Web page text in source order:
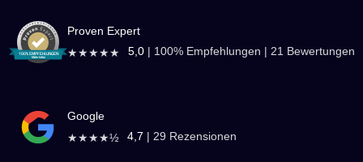
Proven Expert
★★★★★
5,0| 100% Empfehlungen | 21 Bewertungen
Google
★★★★½
4,7 | 29 Rezensionen